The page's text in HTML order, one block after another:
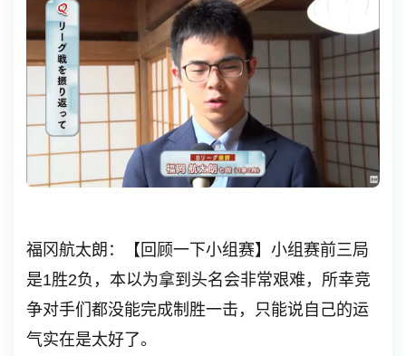
福冈航太朗：【回顾一下小组赛】小组赛前三局
是1胜2负，本以为拿到头名会非常艰难，所幸竞
争对手们都没能完成制胜一击，只能说自己的运
气实在是太好了。